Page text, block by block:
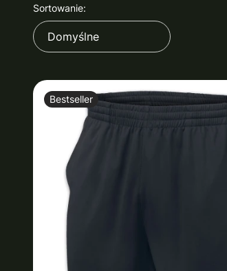
Lista produktów
Sortowanie:
Domyślne
Bestseller